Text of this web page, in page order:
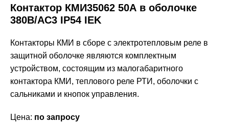
Контактор КМИ35062 50А в оболочке
380В/АС3 IP54 IEK
Контакторы КМИ в сборе с электротепловым реле в
защитной оболочке являются комплектным
устройством, состоящим из малогабаритного
контактора КМИ, теплового реле РТИ, оболочки с
сальниками и кнопок управления.
Цена: по запросу